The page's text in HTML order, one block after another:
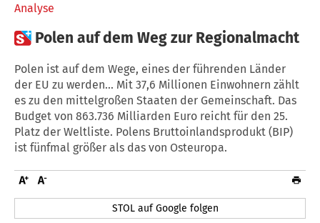
Analyse
 Polen auf dem Weg zur Regionalmacht
Polen ist auf dem Wege, eines der führenden Länder
der EU zu werden... Mit 37,6 Millionen Einwohnern zählt
es zu den mittelgroßen Staaten der Gemeinschaft. Das
Budget von 863.736 Milliarden Euro reicht für den 25.
Platz der Weltliste. Polens Bruttoinlandsprodukt (BIP)
ist fünfmal größer als das von Osteuropa.
STOL auf Google folgen